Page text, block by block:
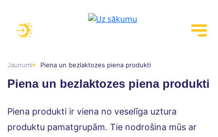
Jaunumi Piena un bezlaktozes piena produkti
Piena un bezlaktozes piena produkti
Piena produkti ir viena no veselīga uztura
produktu pamatgrupām. Tie nodrošina mūs ar